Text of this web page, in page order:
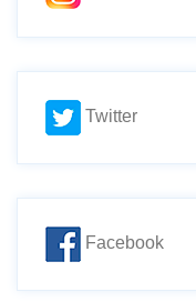
Twitter
Facebook